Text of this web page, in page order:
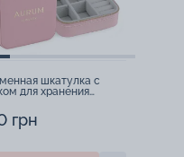
шкатулка с
для хранения
грн